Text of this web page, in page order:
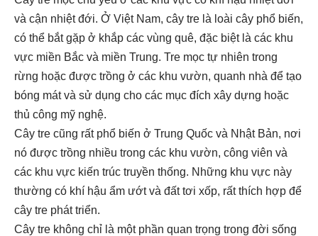
và cận nhiệt đới. Ở Việt Nam, cây tre là loài cây phổ biến,
có thể bắt gặp ở khắp các vùng quê, đặc biệt là các khu
vực miền Bắc và miền Trung. Tre mọc tự nhiên trong
rừng hoặc được trồng ở các khu vườn, quanh nhà để tạo
bóng mát và sử dụng cho các mục đích xây dựng hoặc
thủ công mỹ nghệ.
Cây tre cũng rất phổ biến ở Trung Quốc và Nhật Bản, nơi
nó được trồng nhiều trong các khu vườn, công viên và
các khu vực kiến trúc truyền thống. Những khu vực này
thường có khí hậu ẩm ướt và đất tơi xốp, rất thích hợp để
cây tre phát triển.
Cây tre không chỉ là một phần quan trọng trong đời sống